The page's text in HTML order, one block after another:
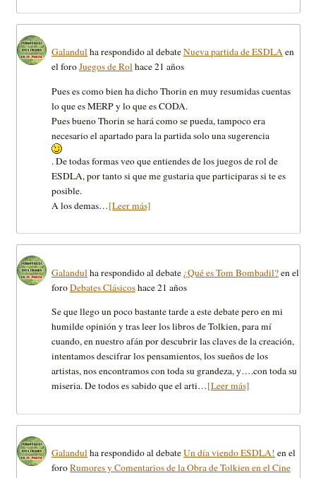
Galandulha respondido al debateNueva partida de ESDLAen
el foroJuegos de Rolhace 21 años
Pues es como bien ha dicho Thorin en muy resumidas cuentas
lo que es MERP y lo que es CODA.
Pues bueno Thorin se hará como se pueda, tampoco era
necesario el apartado para la partida solo una sugerencia
. De todas formas veo que entiendes de los juegos de rol de
ESDLA, por tanto si que me gustaria que participaras si te es
posible.
A los demas…[Leer más]
Galandulha respondido al debate¿Qué es Tom Bombadil?en el
foroDebates Clásicoshace 21 años
Se que llego un poco bastante tarde a este debate pero en mi
humilde opinión y tras leer los libros de Tolkien, para mí
cuando, en nuestro afán por descubrir las claves de la creación,
intentamos descifrar los pensamientos, los sueños de los
artistas, nos encontramos con toda su grandeza, y….con toda su
miseria. De todos es sabido que el arti…[Leer más]
Galandulha respondido al debateUn día viendo ESDLA! en el
foroRumores y Comentarios de la Obra de Tolkien en el Cine